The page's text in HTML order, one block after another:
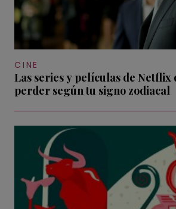
CINE
Las series y películas de Netflix
perder según tu signo zodiacal